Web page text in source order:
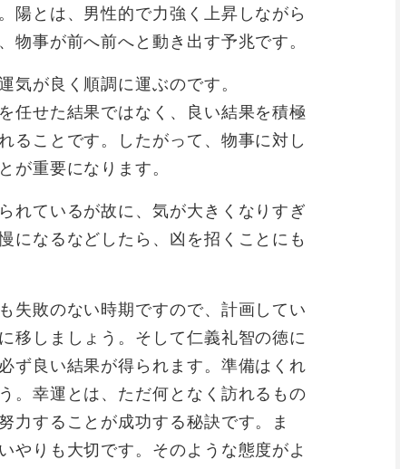
陽とは、男性的で力強く上昇しながら
物事が前へ前へと動き出す予兆です。
気が良く順調に運ぶのです。
任せた結果ではなく、良い結果を積極
ることです。したがって、物事に対し
が重要になります。
れているが故に、気が大きくなりすぎ
になるなどしたら、凶を招くことにも
失敗のない時期ですので、計画してい
移しましょう。そして仁義礼智の徳に
ず良い結果が得られます。準備はくれ
。幸運とは、ただ何となく訪れるもの
力することが成功する秘訣です。ま
やりも大切です。そのような態度がよ